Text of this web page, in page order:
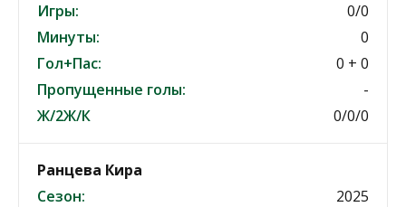
Игры:
0/0
Минуты:
0
Гол+Пас:
0 + 0
Пропущенные голы:
-
Ж/2Ж/К
0/0/0
Ранцева Кира
Сезон:
2025